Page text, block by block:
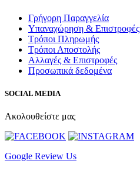
Γρήγορη Παραγγελία
Υπαναχώρηση & Επιστροφές
Τρόποι Πληρωμής
Τρόποι Αποστολής
Αλλαγές & Επιστροφές
Προσωπικά δεδομένα
SOCIAL MEDIA
Ακολουθείστε μας
Google Review Us